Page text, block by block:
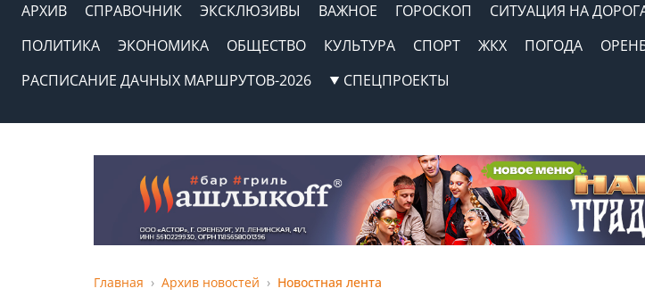
АРХИВ СПРАВОЧНИК ЭКСКЛЮЗИВЫ ВАЖНОЕ ГОРОСКОП СИТУАЦИЯ НА
ПОЛИТИКА
ЭКОНОМИКА ОБЩЕСТВО КУЛЬТУРА СПОРТ ЖКХ ПОГОДА
РАСПИСАНИЕ ДАЧНЫХ МАРШРУТОВ-2026
СПЕЦПРОЕКТЫ
Главная Архив новостей Новостная лента